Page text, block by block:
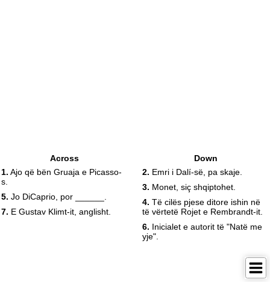
Across
1. Ajo që bën Gruaja e Picasso-
s.
5. Jo DiCaprio, por ______.
7. E Gustav Klimt-it, anglisht.
Down
2. Emri i Dalí-së, pa skaje.
3. Monet, siç shqiptohet.
4. Të cilës pjese ditore ishin në
të vërtetë Rojet e Rembrandt-it.
6. Inicialet e autorit të "Natë me
yje".